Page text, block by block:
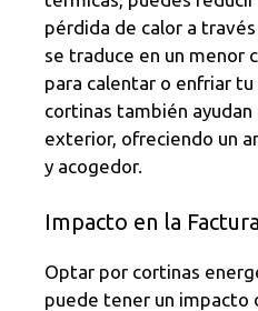
pérdida de calor a
se traduce en un menor
para calentar o enfriar
cortinas también
exterior, ofreciendo un
y acogedor.
Impacto en la
Optar por cortinas
puede tener un impacto